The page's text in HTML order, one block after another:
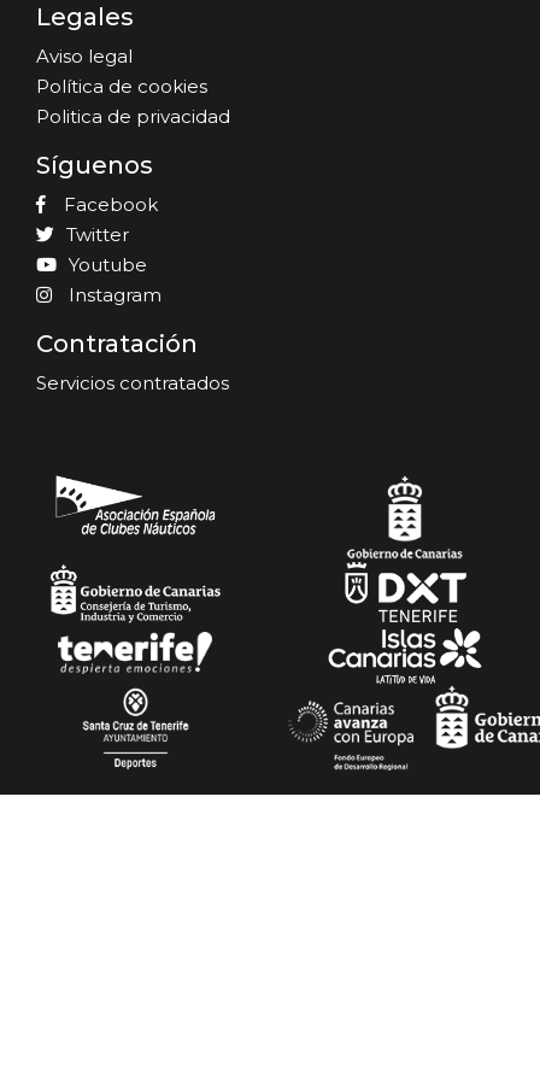
Legales
Aviso legal
Política de cookies
Politica de privacidad
Síguenos
Facebook
Twitter
Youtube
Instagram
Contratación
Servicios contratados